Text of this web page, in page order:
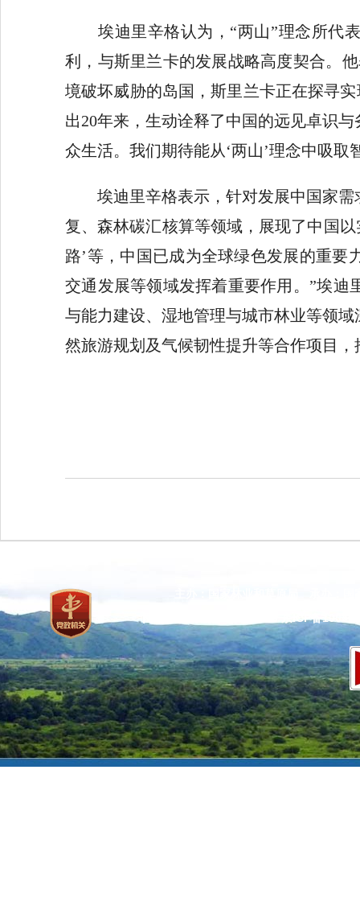
埃迪里辛格认为，“两山”理念所代表
利，与斯里兰卡的发展战略高度契合。
境破坏威胁的岛国，斯里兰卡正在探寻
出20年来，生动诠释了中国的远见卓识
众生活。我们期待能从‘两山’理念中吸取
埃迪里辛格表示，针对发展中国家需
复、森林碳汇核算等领域，展现了中国
路’等，中国已成为全球绿色发展的重
交通发展等领域发挥着重要作用。”埃
与能力建设、湿地管理与城市林业等领
然旅游规划及气候韧性提升等合作项目
京ICP备